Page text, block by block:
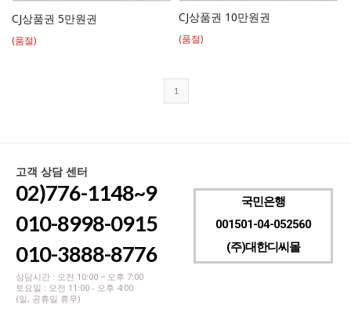
CJ상품권 5만원권
(품절)
CJ상품권 10만원권
(품절)
1
고객 상담 센터
02)776-1148~9
010-8998-0915
010-3888-8776
상담시간 : 오전 10:00 ~ 오후 7:00
토요일 : 오전 11:00 - 오후 4:00
(일, 공휴일 휴무)
국민은행
001501-04-052560
(주)대한디씨몰